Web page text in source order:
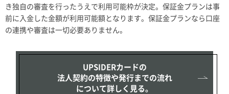
き独自の審査を行ったうえで利用可能枠が決定。保証金プランは事
前に入金した金額が利用可能額となります。保証金プランなら口座
の連携や審査は一切必要ありません。
UPSIDERカードの
法人契約の特徴や発行までの流れ
について詳しく見る。